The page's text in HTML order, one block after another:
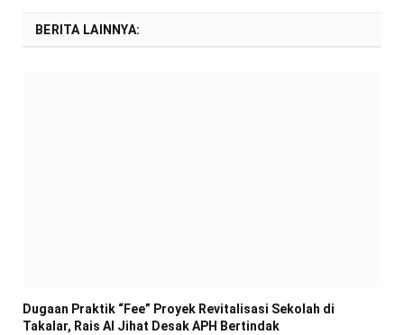
BERITA LAINNYA:
Dugaan Praktik “Fee” Proyek Revitalisasi Sekolah di
Takalar, Rais Al Jihat Desak APH Bertindak